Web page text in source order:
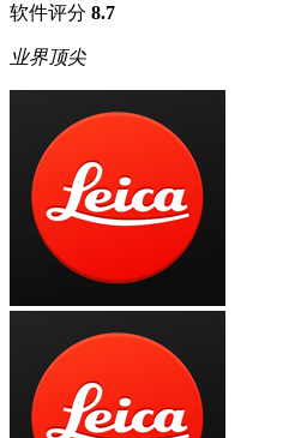
软件评分 8.7
业界顶尖